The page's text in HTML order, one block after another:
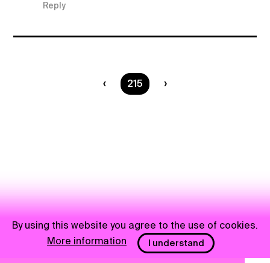
Reply
You are on page
215
By using this website you agree to the use of cookies.
More information
I understand